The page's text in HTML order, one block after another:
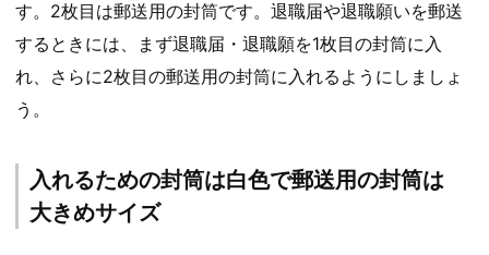
す。2枚目は郵送用の封筒です。退職届や退職願いを郵送
するときには、まず退職届・退職願を1枚目の封筒に入
れ、さらに2枚目の郵送用の封筒に入れるようにしましょ
う。
入れるための封筒は白色で郵送用の封筒は
大きめサイズ